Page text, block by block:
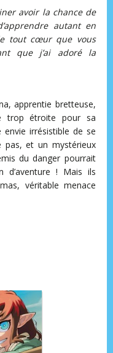
avoir la chance de
autant en
tout cœur que vous
que j’ai adoré la
apprentie bretteuse,
trop étroite pour sa
irrésistible de se
et un mystérieux
du danger pourrait
d’aventure ! Mais ils
véritable menace